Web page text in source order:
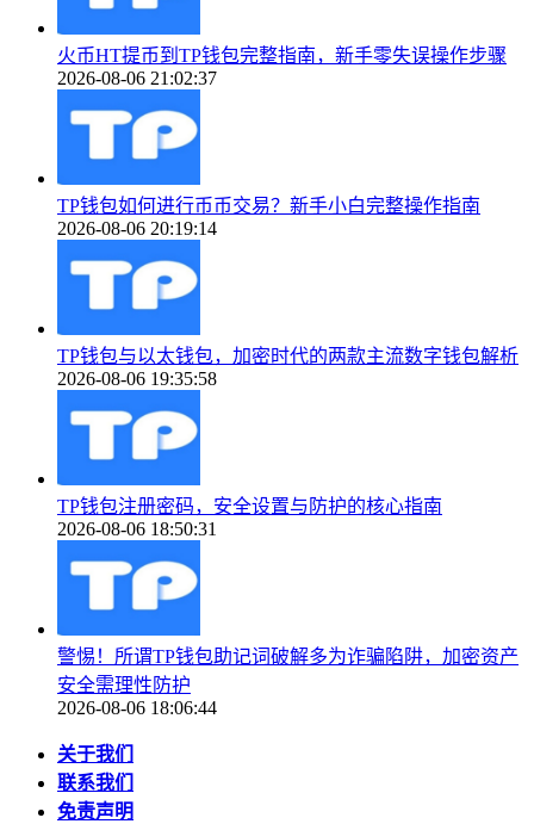
火币HT提币到TP钱包完整指南，新手零失误操作步骤
2026-08-06 21:02:37
TP钱包如何进行币币交易？新手小白完整操作指南
2026-08-06 20:19:14
TP钱包与以太钱包，加密时代的两款主流数字钱包解析
2026-08-06 19:35:58
TP钱包注册密码，安全设置与防护的核心指南
2026-08-06 18:50:31
警惕！所谓TP钱包助记词破解多为诈骗陷阱，加密资产
安全需理性防护
2026-08-06 18:06:44
关于我们
联系我们
免责声明